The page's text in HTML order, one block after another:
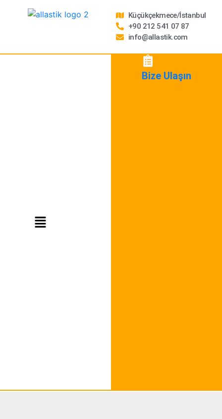
Küçükçekmece/İstanbul
+90 212 541 07 87
info@allastik.com
Bize Ulaşın